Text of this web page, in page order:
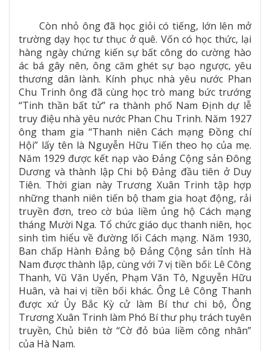
Còn nhỏ ông đã học giỏi có tiếng, lớn lên mở
trường dạy học tư thục ở quê. Vốn có học thức, lại
hàng ngày chứng kiến sự bất công do cường hào
ác bá gây nên, ông căm ghét sự bạo ngược, yêu
thương dân lành. Kính phục nhà yêu nước Phan
Chu Trinh ông đã cùng học trò mang bức trướng
“Tinh thần bất tử” ra thành phố Nam Định dự lễ
truy điệu nhà yêu nước Phan Chu Trinh. Năm 1927
ông tham gia “Thanh niên Cách mạng Đồng chí
Hội” lấy tên là Nguyễn Hữu Tiến theo họ của mẹ.
Năm 1929 được kết nạp vào Đảng Cộng sản Đông
Dương và thành lập Chi bộ Đảng đầu tiên ở Duy
Tiên. Thời gian này Trương Xuân Trinh tập hợp
những thanh niên tiến bộ tham gia hoạt động, rải
truyền đơn, treo cờ búa liềm ủng hộ Cách mạng
tháng Mười Nga. Tổ chức giáo dục thanh niên, học
sinh tìm hiểu về đường lối Cách mạng. Năm 1930,
Ban chấp Hành Đảng bộ Đảng Cộng sản tỉnh Hà
Nam được thành lập, cùng với 7 vị tiền bối: Lê Công
Thanh, Vũ Văn Uyển, Phạm Văn Tô, Nguyễn Hữu
Huân, và hai vị tiền bối khác. Ông Lê Công Thanh
được xứ Ủy Bắc Kỳ cử làm Bí thư chi bộ, Ông
Trương Xuân Trinh làm Phó Bí thư phụ trách tuyên
truyền, Chủ biên tờ “Cờ đỏ búa liềm công nhân”
của Hà Nam.